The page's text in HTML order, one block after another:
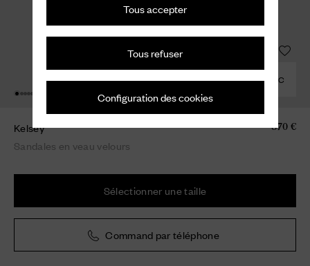
Tous accepter
Tous refuser
Configuration des cookies
COMBINER AVEC
Kelsey
Sandales en veau velours
870 €
Sélectionner une taille
Command par téléphone